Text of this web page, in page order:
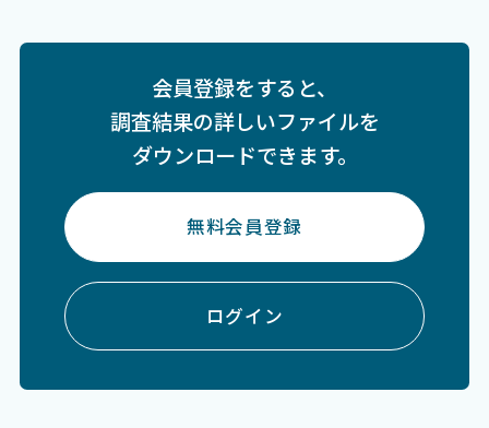
会員登録をすると、
調査結果の詳しいファイルを
ダウンロードできます。
無料会員登録
ログイン